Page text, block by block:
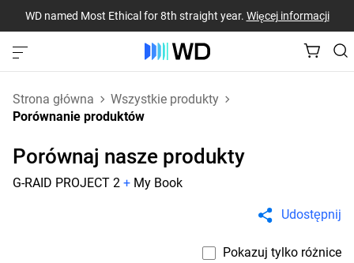
WD named Most Ethical for 8th straight year. Więcej informacji
Strona główna
Wszystkie produkty
Porównanie produktów
Porównaj nasze produkty
G-RAID PROJECT 2 + My Book
Udostępnij
Pokazuj tylko różnice